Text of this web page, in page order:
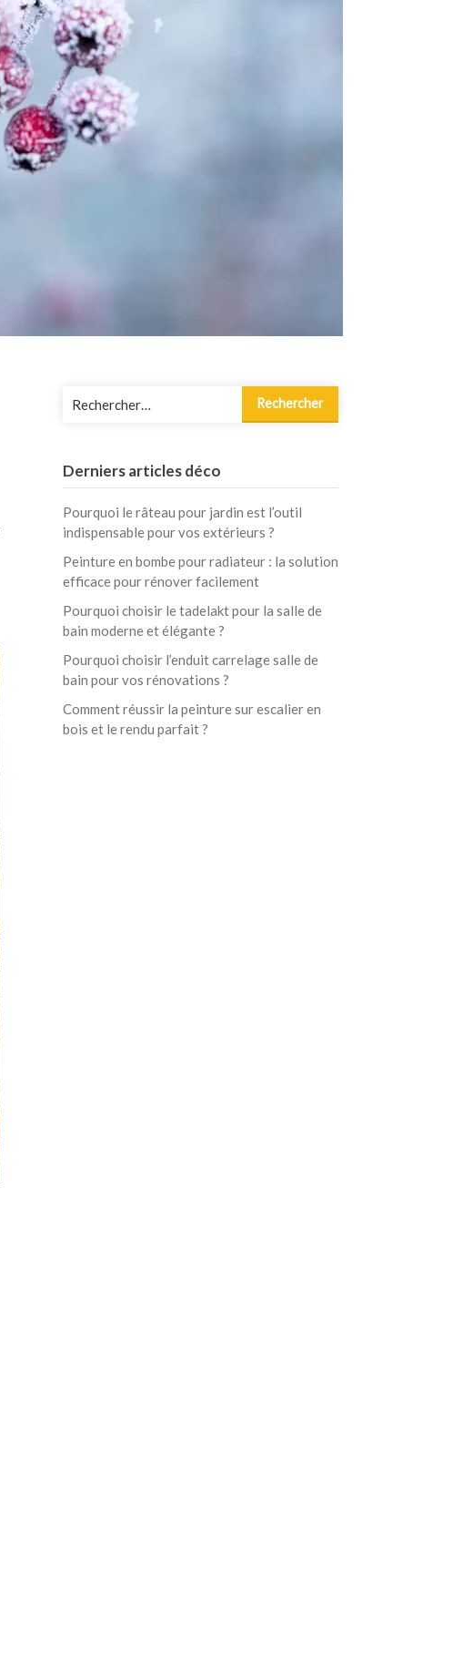
Derniers articles déco
Pourquoi le râteau pour jardin est l’outil
indispensable pour vos extérieurs ?
Peinture en bombe pour radiateur : la solution
efficace pour rénover facilement
Pourquoi choisir le tadelakt pour la salle de
bain moderne et élégante ?
Pourquoi choisir l’enduit carrelage salle de
bain pour vos rénovations ?
Comment réussir la peinture sur escalier en
bois et le rendu parfait ?